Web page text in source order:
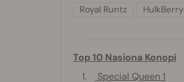
Royal Runtz
HulkBerry
Top 10 Nasiona Konopi
1.
Special Queen 1